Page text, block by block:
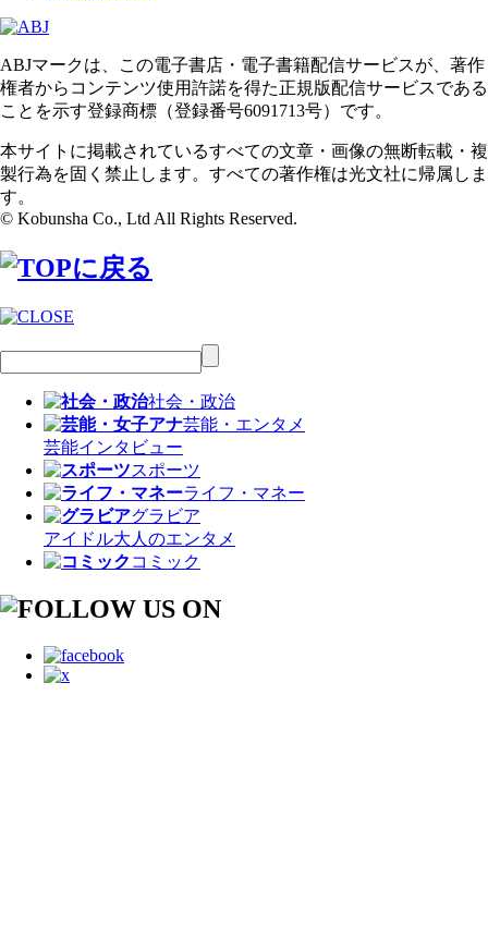
ABJマークは、この電子書店・電子書籍配信サービスが、著作
権者からコンテンツ使用許諾を得た正規版配信サービスである
ことを示す登録商標（登録番号6091713号）です。
本サイトに掲載されているすべての文章・画像の無断転載・複
製行為を固く禁止します。すべての著作権は光文社に帰属しま
す。
© Kobunsha Co., Ltd All Rights Reserved.
社会・政治
芸能・エンタメ
芸能インタビュー
スポーツ
ライフ・マネー
グラビア
アイドル大人のエンタメ
コミック